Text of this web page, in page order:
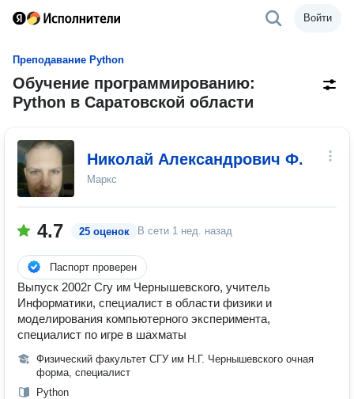
Войти
Преподавание Python
Обучение программированию:
Python в Саратовской области
Николай Александрович Ф.
Маркс
4.7 25 оценок В сети 1 нед. назад
Паспорт проверен
Выпуск 2002г Сгу им Чернышевского, учитель
Информатики, специалист в области физики и
моделирования компьютерного эксперимента,
специалист по игре в шахматы
Физический факультет СГУ им Н.Г. Чернышевского очная
форма, специалист
Python